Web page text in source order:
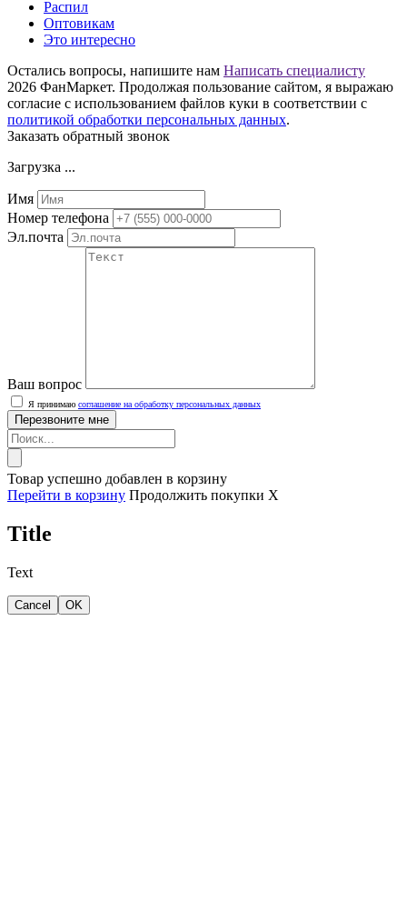
Распил
Оптовикам
Это интересно
Остались вопросы, напишите нам Написать специалисту
2026 ФанМаркет. Продолжая пользование сайтом, я выражаю
согласие с использованием файлов куки в соответствии с
политикой обработки персональных данных.
Заказать обратный звонок
Загрузка ...
Имя
Номер телефона
Эл.почта
Ваш вопрос
Я принимаю соглашение на обработку персональных данных
Товар успешно добавлен в корзину
Перейти в корзину Продолжить покупки X
Title
Text
Cancel OK